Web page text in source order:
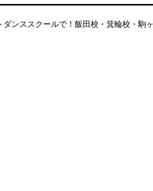
ンススクールで！飯田校・箕輪校・駒